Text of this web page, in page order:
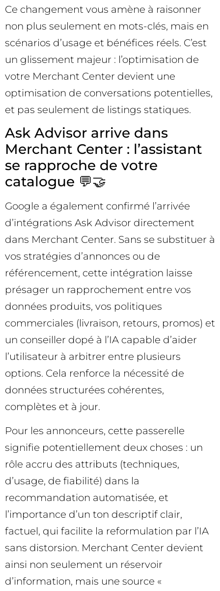
Ce changement vous amène à raisonner
non plus seulement en mots-clés, mais en
scénarios d’usage et bénéfices réels. C’est
un glissement majeur : l’optimisation de
votre Merchant Center devient une
optimisation de conversations potentielles,
et pas seulement de listings statiques.
Ask Advisor arrive dans
Merchant Center : l’assistant
se rapproche de votre
catalogue 💬🤝
Google a également confirmé l’arrivée
d’intégrations Ask Advisor directement
dans Merchant Center. Sans se substituer à
vos stratégies d’annonces ou de
référencement, cette intégration laisse
présager un rapprochement entre vos
données produits, vos politiques
commerciales (livraison, retours, promos) et
un conseiller dopé à l’IA capable d’aider
l’utilisateur à arbitrer entre plusieurs
options. Cela renforce la nécessité de
données structurées cohérentes,
complètes et à jour.
Pour les annonceurs, cette passerelle
signifie potentiellement deux choses : un
rôle accru des attributs (techniques,
d’usage, de fiabilité) dans la
recommandation automatisée, et
l’importance d’un ton descriptif clair,
factuel, qui facilite la reformulation par l’IA
sans distorsion. Merchant Center devient
ainsi non seulement un réservoir
d’information, mais une source «